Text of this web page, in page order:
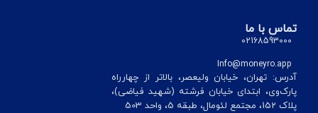
تماس با ما
02168593000
Info@moneyro.app
آدرس: تهران، خیابان ولیعصر، بالاتر از چهارراه
پارک‌وی، ابتدای خیابان فرشته (شهید فیاضی)،
پلاک 152، مجتمع لئومال، طبقه 5، واحد 503